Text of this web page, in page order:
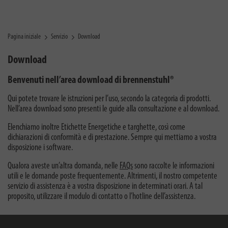
Pagina iniziale Servizio Download
Download
Benvenuti nell’area download di brennenstuhl®
Qui potete trovare le istruzioni per l’uso, secondo la categoria di prodotti.
Nell’area download sono presenti le guide alla consultazione e al download.
Elenchiamo inoltre Etichette Energetiche e targhette, così come
dichiarazioni di conformità e di prestazione. Sempre qui mettiamo a vostra
disposizione i software.
Qualora aveste un’altra domanda, nelle FAQssono raccolte le informazioni
utili e le domande poste frequentemente. Altrimenti, il nostro competente
servizio di assistenza è a vostra disposizione in determinati orari. A tal
proposito, utilizzare il modulo di contatto o l’hotline dell’assistenza.